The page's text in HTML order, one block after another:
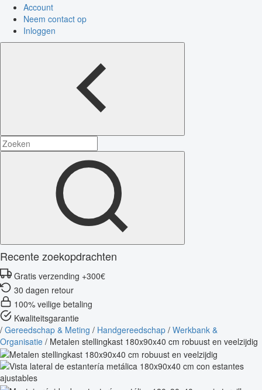
Account
Neem contact op
Inloggen
Recente zoekopdrachten
Gratis verzending +300€
30 dagen retour
100% veilige betaling
Kwaliteitsgarantie
/ Gereedschap & Meting / Handgereedschap / Werkbank &
Organisatie / Metalen stellingkast 180x90x40 cm robuust en veelzijdig